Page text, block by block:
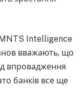
Intelligence
вважають, що
впровадження
банків все ще